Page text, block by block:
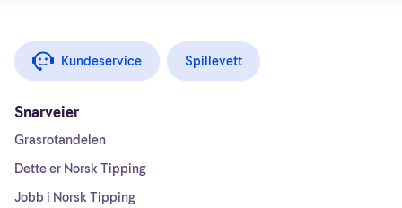
Kundeservice Spillevett
Snarveier
Grasrotandelen
Dette er Norsk Tipping
Jobb i Norsk Tipping